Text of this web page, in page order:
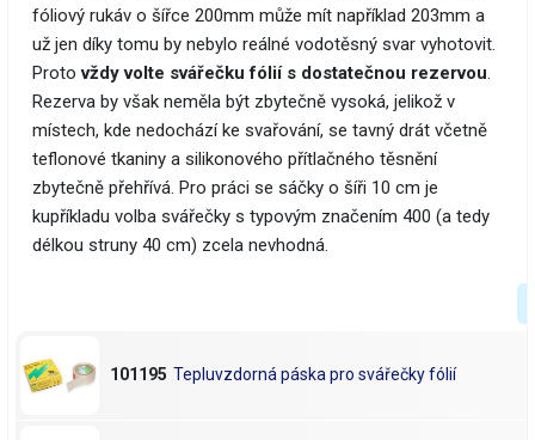
fóliový rukáv o šířce 200mm může mít například 203mm a
už jen díky tomu by nebylo reálné vodotěsný svar vyhotovit.
Protovždy volte svářečku fólií s dostatečnou rezervou.
Rezerva by však neměla být zbytečně vysoká, jelikož v
místech, kde nedochází ke svařování, se tavný drát včetně
teflonové tkaniny a silikonového přítlačného těsnění
zbytečně přehřívá. Pro práci se sáčky o šíři 10 cm je
kupříkladu volba svářečky s typovým značením 400 (a tedy
délkou struny 40 cm) zcela nevhodná.
101195 Tepluvzdorná páska pro svářečky fólií